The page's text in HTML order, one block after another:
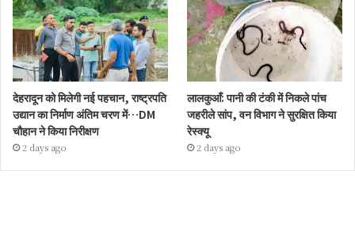
देहरादून को मिलेगी नई पहचान, राष्ट्रपति
उद्यान का निर्माण अंतिम चरण में…DM
चौहान ने किया निरीक्षण
2 days ago
लालकुआँ: पानी की टंकी में निकले पांच
जहरीले सांप, वन विभाग ने सुरक्षित किया
रेस्क्यू
2 days ago